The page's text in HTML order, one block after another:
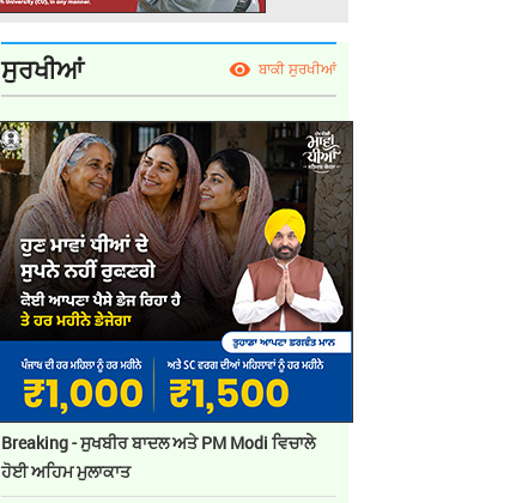
ਸੁਰਖੀਆਂ ਬਾਕੀ ਸੁਰਖੀਆਂ
Breaking - ਸੁਖਬੀਰ ਬਾਦਲ ਅਤੇ PM Modi ਵਿਚਾਲੇ
ਹੋਈ ਅਹਿਮ ਮੁਲਾਕਾਤ